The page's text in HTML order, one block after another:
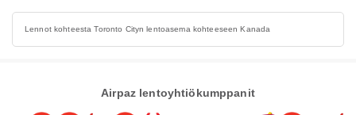
Lennot kohteesta Toronto Cityn lentoasema kohteeseen Kanada
Airpaz lentoyhtiökumppanit